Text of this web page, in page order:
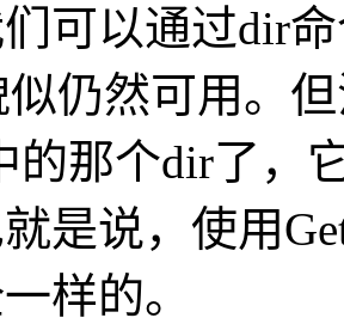
可以通过dir
仍然可用。
的那个dir了，
是说，使用
样的。